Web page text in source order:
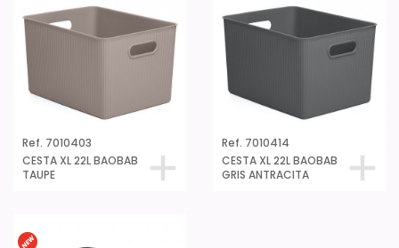
Ref. 7010403
CESTA XL 22L BAOBAB
TAUPE
Ref. 7010414
CESTA XL 22L BAOBAB
GRIS ANTRACITA